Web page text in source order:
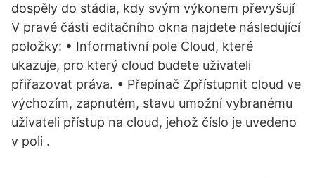
dospěly do stádia, kdy svým výkonem převyšují
V pravé části editačního okna najdete následující
položky: • Informativní pole Cloud, které
ukazuje, pro který cloud budete uživateli
přiřazovat práva. • Přepínač Zpřístupnit cloud ve
výchozím, zapnutém, stavu umožní vybranému
uživateli přístup na cloud, jehož číslo je uvedeno
v poli .